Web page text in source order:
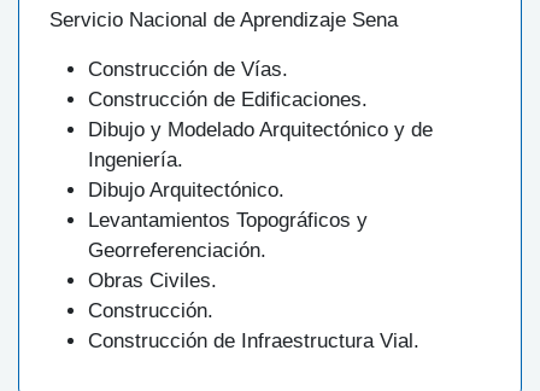
Servicio Nacional de Aprendizaje Sena
Construcción de Vías.
Construcción de Edificaciones.
Dibujo y Modelado Arquitectónico y de
Ingeniería.
Dibujo Arquitectónico.
Levantamientos Topográficos y
Georreferenciación.
Obras Civiles.
Construcción.
Construcción de Infraestructura Vial.